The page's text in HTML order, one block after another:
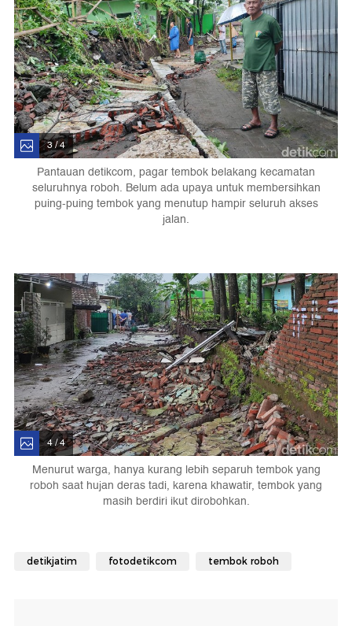
3 / 4
Pantauan detikcom, pagar tembok belakang kecamatan
seluruhnya roboh. Belum ada upaya untuk membersihkan
puing-puing tembok yang menutup hampir seluruh akses
jalan.
4 / 4
Menurut warga, hanya kurang lebih separuh tembok yang
roboh saat hujan deras tadi, karena khawatir, tembok yang
masih berdiri ikut dirobohkan.
detikjatim fotodetikcom tembok roboh